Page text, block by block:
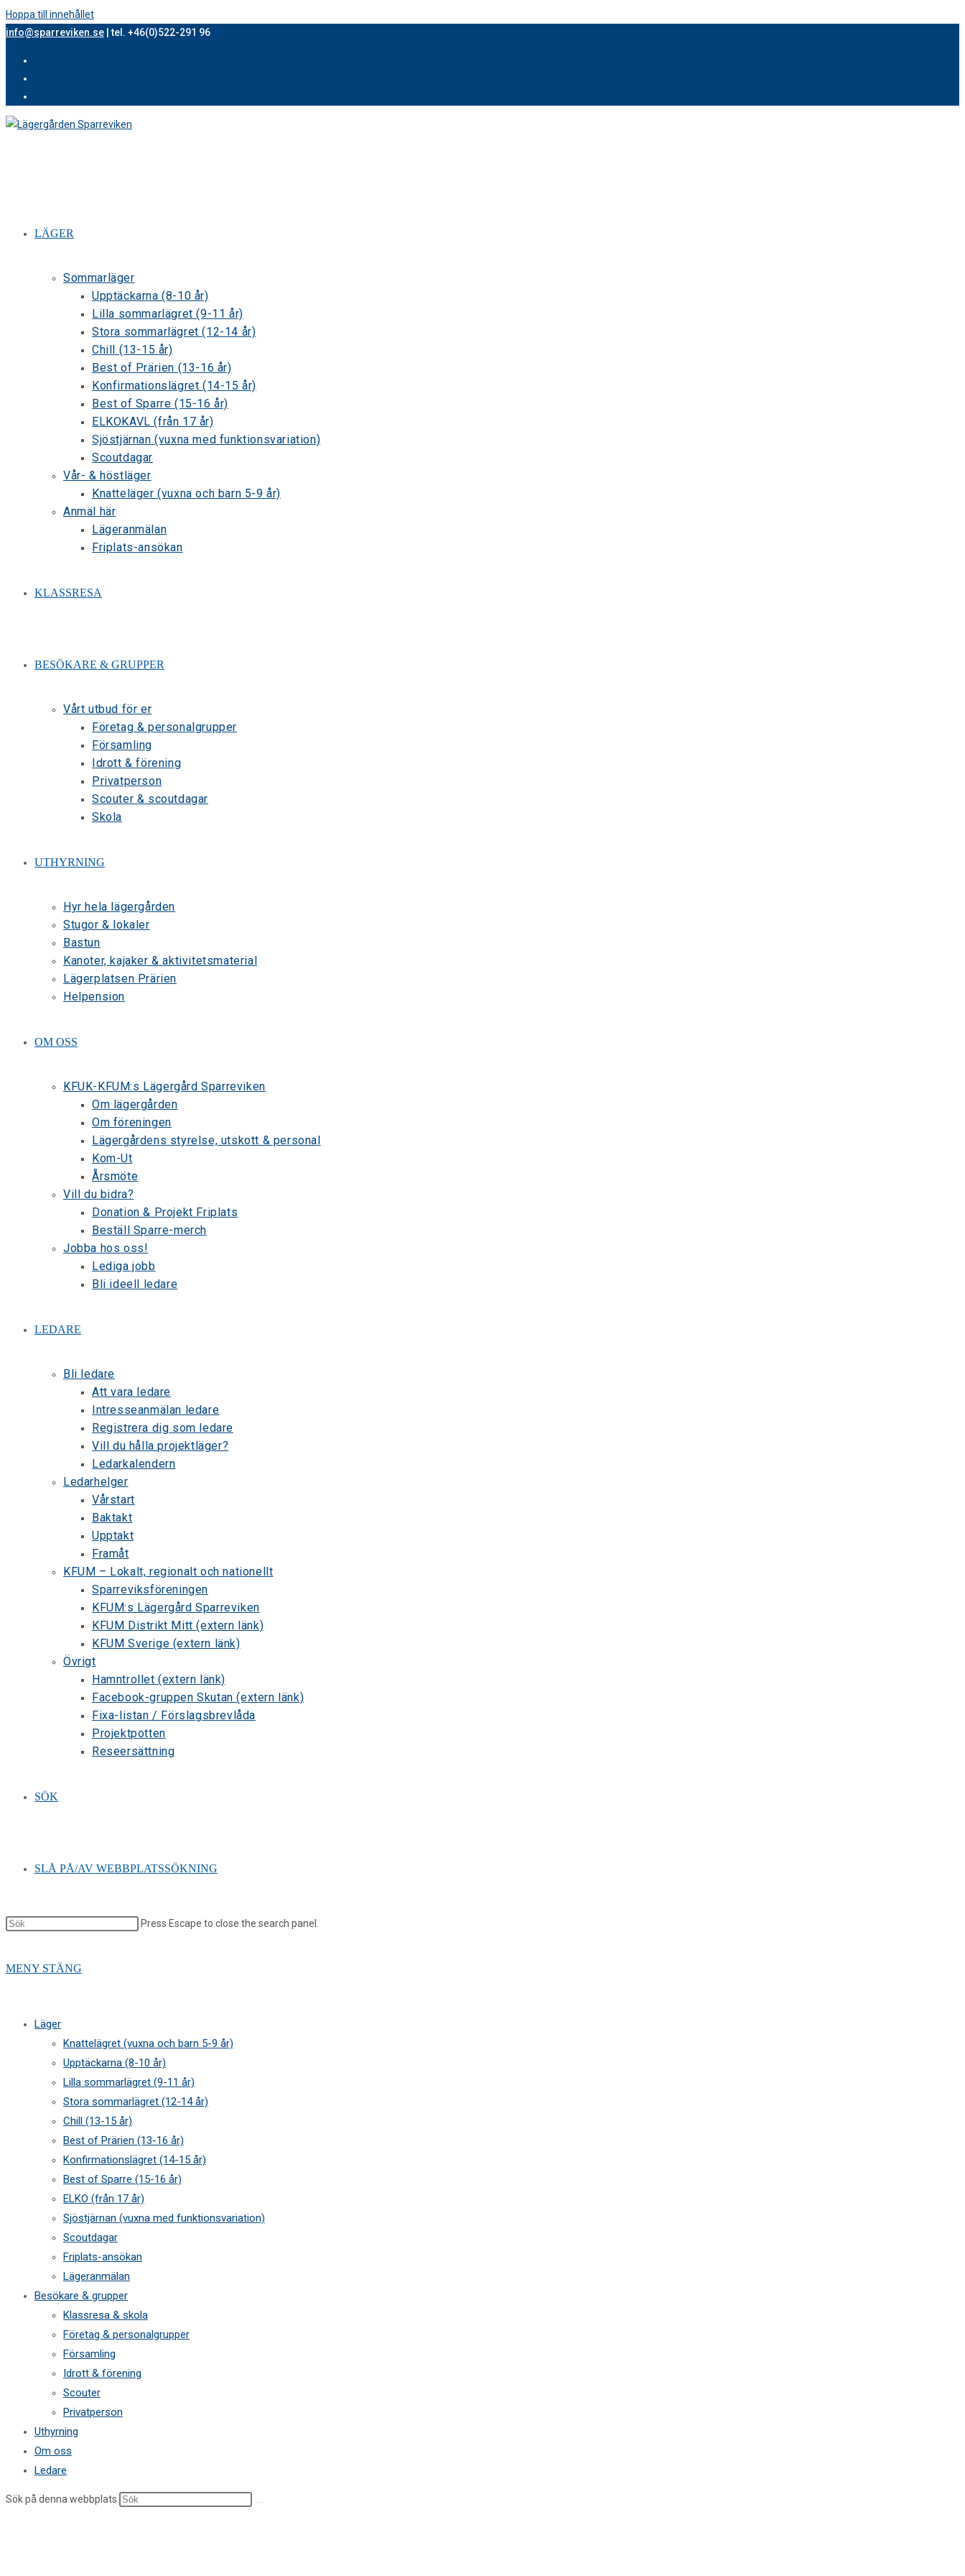
Hoppa till innehållet
info@sparreviken.se | tel. +46(0)522-291 96
LÄGER
Sommarläger
Upptäckarna (8-10 år)
Lilla sommarlägret (9-11 år)
Stora sommarlägret (12-14 år)
Chill (13-15 år)
Best of Prärien (13-16 år)
Konfirmationslägret (14-15 år)
Best of Sparre (15-16 år)
ELKOKAVL (från 17 år)
Sjöstjärnan (vuxna med funktionsvariation)
Scoutdagar
Vår- & höstläger
Knatteläger (vuxna och barn 5-9 år)
Anmäl här
Lägeranmälan
Friplats-ansökan
KLASSRESA
BESÖKARE & GRUPPER
Vårt utbud för er
Företag & personalgrupper
Församling
Idrott & förening
Privatperson
Scouter & scoutdagar
Skola
UTHYRNING
Hyr hela lägergården
Stugor & lokaler
Bastun
Kanoter, kajaker & aktivitetsmaterial
Lägerplatsen Prärien
Helpension
OM OSS
KFUK-KFUM:s Lägergård Sparreviken
Om lägergården
Om föreningen
Lägergårdens styrelse, utskott & personal
Kom-Ut
Årsmöte
Vill du bidra?
Donation & Projekt Friplats
Beställ Sparre-merch
Jobba hos oss!
Lediga jobb
Bli ideell ledare
LEDARE
Bli ledare
Att vara ledare
Intresseanmälan ledare
Registrera dig som ledare
Vill du hålla projektläger?
Ledarkalendern
Ledarhelger
Vårstart
Baktakt
Upptakt
Framåt
KFUM – Lokalt, regionalt och nationellt
Sparreviksföreningen
KFUM:s Lägergård Sparreviken
KFUM Distrikt Mitt (extern länk)
KFUM Sverige (extern länk)
Övrigt
Hamntrollet (extern länk)
Facebook-gruppen Skutan (extern länk)
Fixa-listan / Förslagsbrevlåda
Projektpotten
Reseersättning
SÖK
SLÅ PÅ/AV WEBBPLATSSÖKNING
Press Escape to close the search panel.
MENY STÄNG
Läger
Knattelägret (vuxna och barn 5-9 år)
Upptäckarna (8-10 år)
Lilla sommarlägret (9-11 år)
Stora sommarlägret (12-14 år)
Chill (13-15 år)
Best of Prärien (13-16 år)
Konfirmationslägret (14-15 år)
Best of Sparre (15-16 år)
ELKO (från 17 år)
Sjöstjärnan (vuxna med funktionsvariation)
Scoutdagar
Friplats-ansökan
Lägeranmälan
Besökare & grupper
Klassresa & skola
Företag & personalgrupper
Församling
Idrott & förening
Scouter
Privatperson
Uthyrning
Om oss
Ledare
Sök på denna webbplats